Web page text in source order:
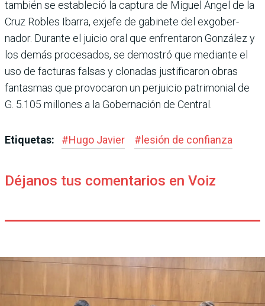
también se estableció la captura de Miguel Ángel de la
Cruz Robles Ibarra, exjefe de gabinete del exgober­
nador. Durante el juicio oral que enfrentaron González y
los demás procesados, se demos­tró que mediante el
uso de fac­turas falsas y clonadas justi­ficaron obras
fantasmas que provocaron un perjuicio patri­monial de
G. 5.105 millones a la Gobernación de Central.
Etiquetas: #Hugo Javier # lesión de confianza
Déjanos tus comentarios en Voiz